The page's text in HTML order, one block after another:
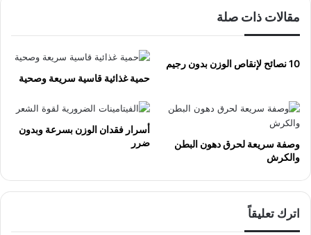
مقالات ذات صلة
10 نصائح لإنقاص الوزن بدون رجيم
حمية غذائية قاسية سريعة وصحية
وصفة سريعة لحرق دهون البطن
والكرش
أسرار فقدان الوزن بسرعة وبدون
ضرر
اترك تعليقاً